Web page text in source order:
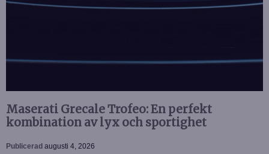
Maserati Grecale Trofeo: En perfekt
kombination av lyx och sportighet
Publicerad augusti 4, 2026